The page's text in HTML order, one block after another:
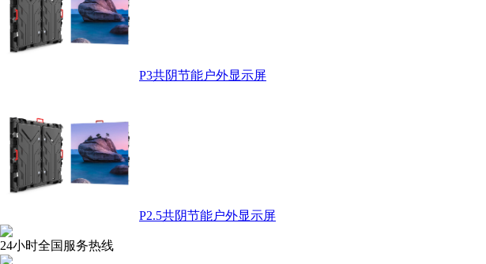
P3共阴节能户外显示屏
P2.5共阴节能户外显示屏
24小时全国服务热线